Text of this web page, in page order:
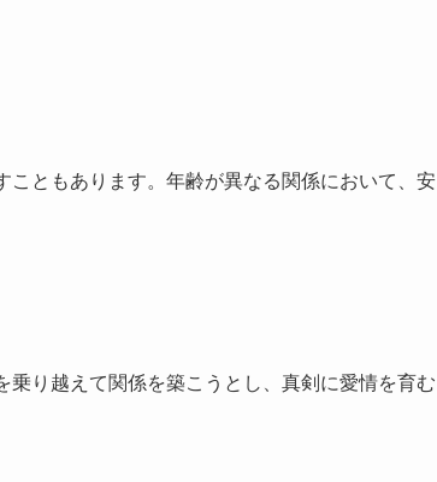
ともあります。年齢が異なる関係において、安
り越えて関係を築こうとし、真剣に愛情を育む